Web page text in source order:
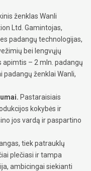
ženklas Wanli
Ltd. Gamintojas,
padangų technologijas,
bei lengvųjų
– 2 mln. padangų
padangų ženklai Wanli,
Pastaraisiais
kokybės ir
jos vardą ir paspartino
tiek patrauklų
plečiasi ir tampa
ambicingai siekianti